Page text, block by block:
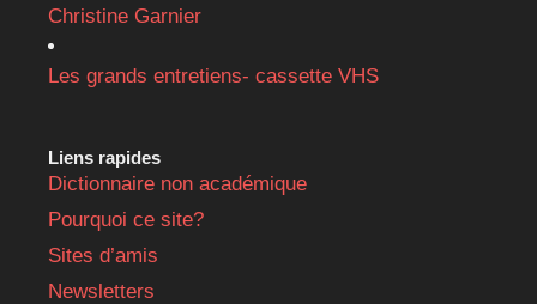
Christine Garnier
Les grands entretiens- cassette VHS
Liens rapides
Dictionnaire non académique
Pourquoi ce site?
Sites d’amis
Newsletters